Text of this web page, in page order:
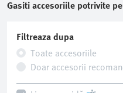
Gasiti accesoriile potrivite
Filtreaza dupa
Toate accesoriile
Doar accesorii